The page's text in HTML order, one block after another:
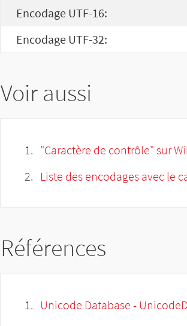
Encodage UTF-16:
Encodage UTF-32:
Voir aussi
"Caractère de contrôle" sur
Liste des encodages avec le
Références
Unicode Database -